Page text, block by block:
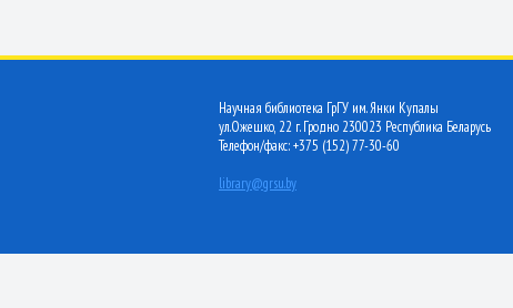
Научная библиотека ГрГУ им. Янки Купалы
ул.Ожешко, 22 г. Гродно 230023 Республика Беларусь
Телефон/факс: +375 (152) 77-30-60
library@grsu.by